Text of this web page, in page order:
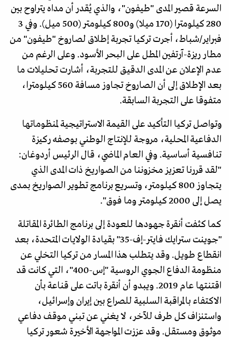
السرعة قصير المدى "طيفون"، والذي يُقدر أن مداه يتراوح بين
280 كيلومترا (170 ميلا) و800 كيلومتر (500 ميل). وفي 3
فبراير/شباط، أجرت تركيا تجربة إطلاق لصاروخ "طيفون" من
مطار ريزة-آرتفين المطل على البحر الأسود. وعلى الرغم من
عدم الإعلان عن المدى الدقيق للتجربة، أشارت تحليلات ما
بعد الإطلاق إلى أن الصاروخ تجاوز مسافة 560 كيلومترا،
متفوقا على التجربة السابقة.
وتواصل تركيا التأكيد على القيمة الاستراتيجية لمنظوماتها
الدفاعية المحلية، مروجة للإنتاج الوطني بوصفه ركيزة
تنافسية أساسية. وفي العام الماضي، قال الرئيس أردوغان:
"لقد قررنا تعزيز مخزوننا من الصواريخ ذات المدى الذي
يتجاوز 800 كيلومتر، وتسريع برنامج تطوير الصواريخ بمدى
يصل إلى 2000 كيلومتر وما فوق".
كما كثفت أنقرة جهودها للعودة إلى برنامج الطائرة المقاتلة
"جوينت سترايك فايتر-إف-35" بقيادة الولايات المتحدة، بعد
انقطاع طويل. وقد يتطلب هذا المسار من تركيا التخلي عن
منظومة الدفاع الجوي الروسية "إس-400"، التي كانت قد
اقتنتها عام 2019. ويبدو أن أنقرة باتت على قناعة بأن
الاكتفاء بالمراقبة السلبية للصراع بين إيران وإسرائيل،
واستنزاف كل طرف للآخر، لا يغني عن تبني موقف دفاعي
موثوق ومستقل. وقد عززت المواجهة الأخيرة شعور تركيا